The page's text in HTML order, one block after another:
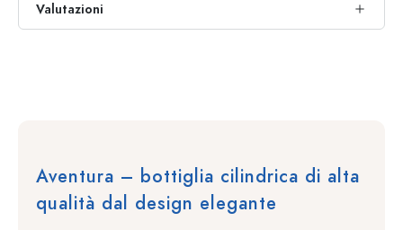
Valutazioni
Aventura – bottiglia cilindrica di alta
qualità dal design elegante